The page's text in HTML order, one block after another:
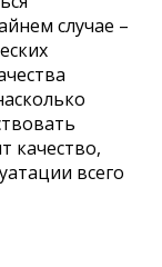
случае –
качество,
всего